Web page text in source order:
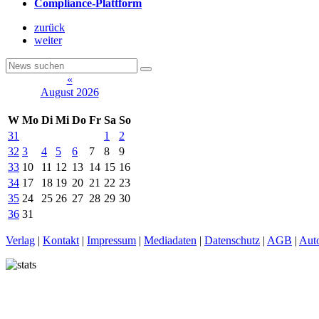
Compliance-Plattform
zurück
weiter
«
August 2026
W Mo Di Mi Do Fr Sa So
31
1
2
32 3 4 5 6 7 8
9
33 10 11 12 13 14 15 16
34 17 18 19 20 21 22 23
35 24 25 26 27 28 29 30
36 31
Verlag | Kontakt | Impressum | Mediadaten | Datenschutz | AGB |